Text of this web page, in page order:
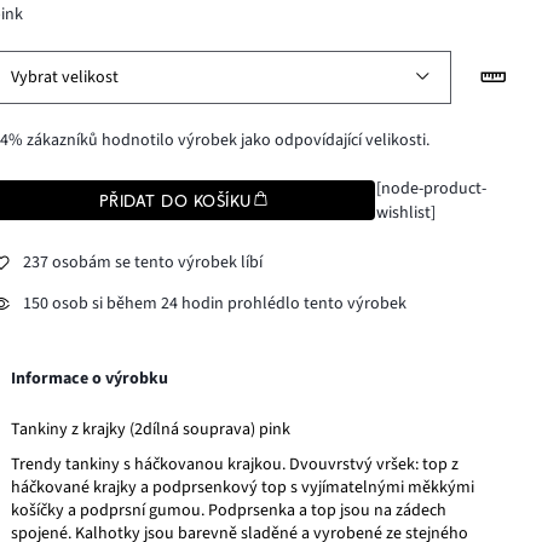
Vybrat velikost
zákazníků hodnotilo výrobek jako odpovídající velikosti.
PŘIDAT DO KOŠÍKU
[node-product-
wishlist]
237 osobám se tento výrobek líbí
150 osob si během 24 hodin prohlédlo tento výrobek
Informace o výrobku
Tankiny z krajky (2dílná souprava) pink
Trendy tankiny s háčkovanou krajkou. Dvouvrstvý vršek: top z
háčkované krajky a podprsenkový top s vyjímatelnými měkkými
košíčky a podprsní gumou. Podprsenka a top jsou na zádech
spojené. Kalhotky jsou barevně sladěné a vyrobené ze stejného